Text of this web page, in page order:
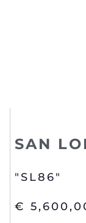
SAN
"SL86"
€